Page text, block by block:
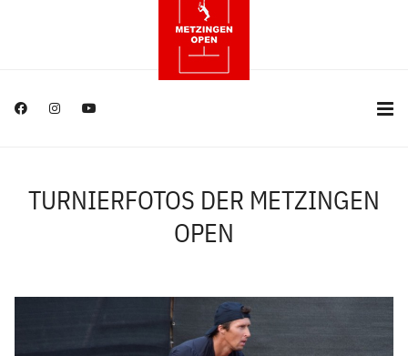
TURNIERFOTOS DER METZINGEN
OPEN